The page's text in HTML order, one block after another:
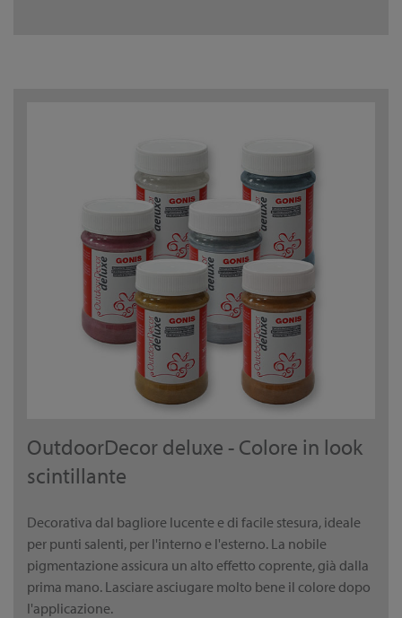
OutdoorDecor deluxe - Colore in look
scintillante
Decorativa dal bagliore lucente e di facile stesura, ideale
per punti salenti, per l'interno e l'esterno. La nobile
pigmentazione assicura un alto effetto coprente, già dalla
prima mano. Lasciare asciugare molto bene il colore dopo
l'applicazione.